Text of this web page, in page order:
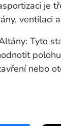
je
ventilaci
Tyto
nebo